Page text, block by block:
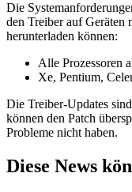
Die
den Treiber auf Geräten
herunterladen können:
Alle Prozessoren
Xe, Pentium,
Die Treiber-Updates
können den Patch
Probleme nicht haben.
Diese News